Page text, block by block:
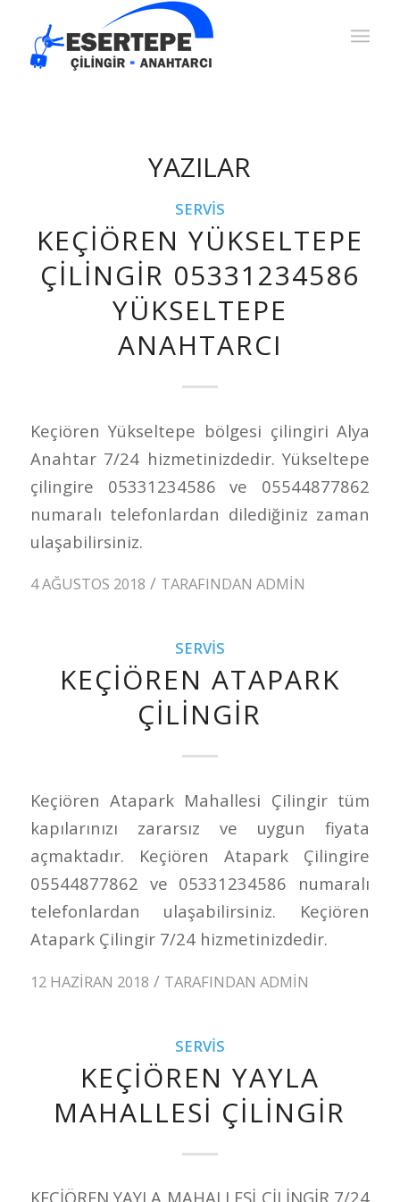
YAZILAR
SERVIS
KEÇIÖREN YÜKSELTEPE
ÇILINGIR 05331234586
YÜKSELTEPE
ANAHTARCI
Keçiören Yükseltepe bölgesi çilingiri Alya
Anahtar 7/24 hizmetinizdedir. Yükseltepe
çilingire 05331234586 ve 05544877862
numaralı telefonlardan dilediğiniz zaman
ulaşabilirsiniz.
4 AĞUSTOS 2018 / TARAFINDAN ADMIN
SERVIS
KEÇIÖREN ATAPARK
ÇILINGIR
Keçiören Atapark Mahallesi Çilingir tüm
kapılarınızı zararsız ve uygun fiyata
açmaktadır. Keçiören Atapark Çilingire
05544877862 ve 05331234586 numaralı
telefonlardan ulaşabilirsiniz. Keçiören
Atapark Çilingir 7/24 hizmetinizdedir.
12 HAZIRAN 2018 / TARAFINDAN ADMIN
SERVIS
KEÇİÖREN YAYLA
MAHALLESİ ÇİLİNGİR
KEÇİÖREN YAYLA MAHALLESİ ÇİLİNGİR 7/24